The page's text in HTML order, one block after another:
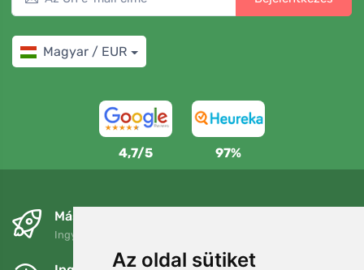
Az oldal sütiket
Magyar / EUR
4,7/5 97%
Másnapra és ingyenesen
Ingyenes szállítás a következő összeg felett: 80 EUR